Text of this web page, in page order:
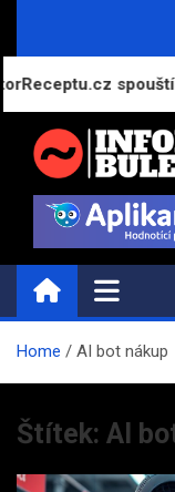
spouští
Novinky a
Home AI bot nákup
Štítek: AI